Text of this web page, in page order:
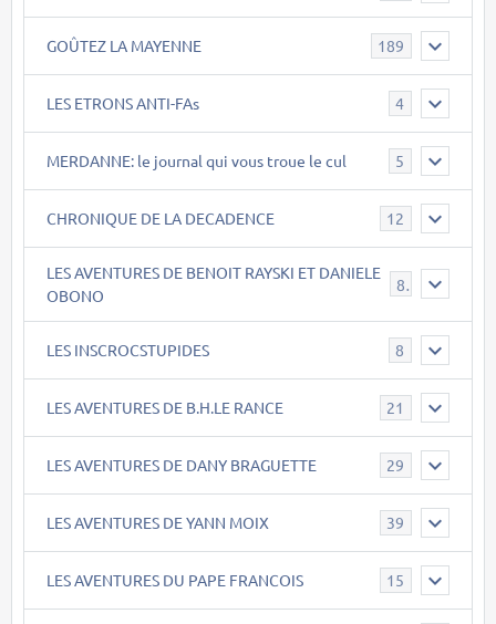
GOÛTEZ LA MAYENNE 189
LES ETRONS ANTI-FAs 4
MERDANNE: le journal qui vous troue le cul 5
CHRONIQUE DE LA DECADENCE 12
LES AVENTURES DE BENOIT RAYSKI ET DANIELE
OBONO
8
LES INSCROCSTUPIDES 8
LES AVENTURES DE B.H.LE RANCE 21
LES AVENTURES DE DANY BRAGUETTE 29
LES AVENTURES DE YANN MOIX 39
LES AVENTURES DU PAPE FRANCOIS 15